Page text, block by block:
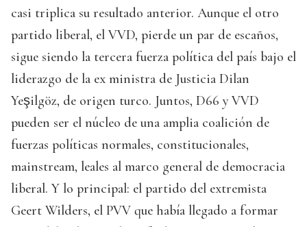
casi triplica su resultado anterior. Aunque el otro
partido liberal, el VVD, pierde un par de escaños,
sigue siendo la tercera fuerza política del país bajo el
liderazgo de la ex ministra de Justicia Dilan
Yeşilgöz, de origen turco. Juntos, D66 y VVD
pueden ser el núcleo de una amplia coalición de
fuerzas políticas normales, constitucionales,
mainstream, leales al marco general de democracia
liberal. Y lo principal: el partido del extremista
Geert Wilders, el PVV que había llegado a formar